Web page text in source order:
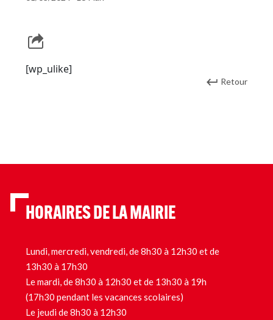
[wp_ulike]
Retour
HORAIRES DE LA MAIRIE
Lundi, mercredi, vendredi, de 8h30 à 12h30 et de
13h30 à 17h30
Le mardi, de 8h30 à 12h30 et de 13h30 à 19h
(17h30 pendant les vacances scolaires)
Le jeudi de 8h30 à 12h30